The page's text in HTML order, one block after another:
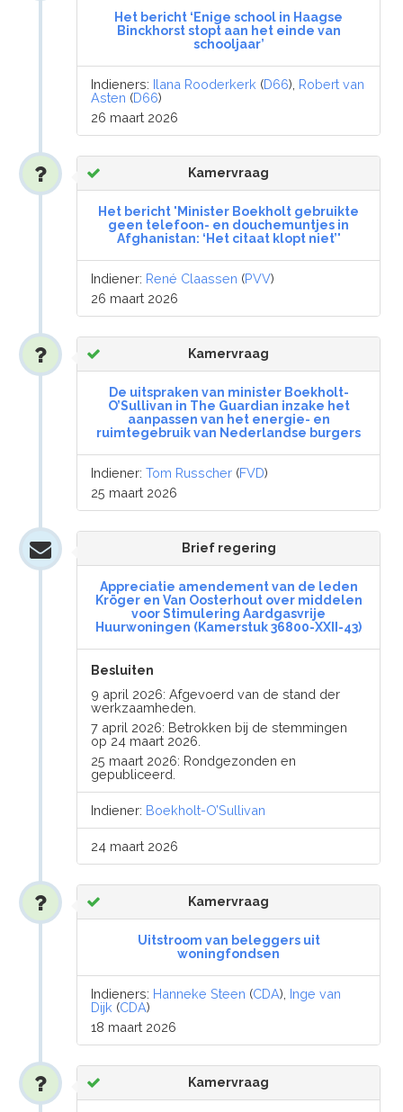
Het bericht ‘Enige school in Haagse
Binckhorst stopt aan het einde van
schooljaar’
Indieners: Ilana Rooderkerk (D66), Robert van
Asten (D66)
26 maart 2026
Kamervraag
Het bericht 'Minister Boekholt gebruikte
geen telefoon- en douchemuntjes in
Afghanistan: ‘Het citaat klopt niet’'
Indiener: René Claassen (PVV)
26 maart 2026
Kamervraag
De uitspraken van minister Boekholt-
O’Sullivan in The Guardian inzake het
aanpassen van het energie- en
ruimtegebruik van Nederlandse burgers
Indiener:Tom Russcher (FVD)
25 maart 2026
Brief regering
Appreciatie amendement van de leden
Kröger en Van Oosterhout over middelen
voor Stimulering Aardgasvrije
Huurwoningen (Kamerstuk 36800-XXII-43)
Besluiten
9 april 2026: Afgevoerd van de stand der
werkzaamheden.
7 april 2026: Betrokken bij de stemmingen
op 24 maart 2026.
25 maart 2026: Rondgezonden en
gepubliceerd.
Indiener: Boekholt-O’Sullivan
24 maart 2026
Kamervraag
Uitstroom van beleggers uit
woningfondsen
Indieners: Hanneke Steen (CDA), Inge van
Dijk (CDA)
18 maart 2026
Kamervraag